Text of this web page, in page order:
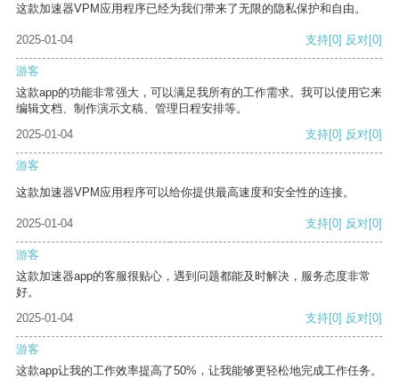
这款加速器VPM应用程序已经为我们带来了无限的隐私保护和自由。
2025-01-04 支持[0] 反对[0]
游客
这款app的功能非常强大，可以满足我所有的工作需求。我可以使用它来
编辑文档、制作演示文稿、管理日程安排等。
2025-01-04
支持[0] 反对[0]
游客
这款加速器VPM应用程序可以给你提供最高速度和安全性的连接。
2025-01-04 支持[0] 反对[0]
游客
这款加速器app的客服很贴心，遇到问题都能及时解决，服务态度非常
好。
2025-01-04
支持[0] 反对[0]
游客
这款app让我的工作效率提高了50%，让我能够更轻松地完成工作任务。